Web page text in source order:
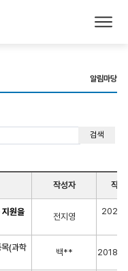
알림마당
검색
작성자 작성
원을
전지영
(과학
백** 2018-